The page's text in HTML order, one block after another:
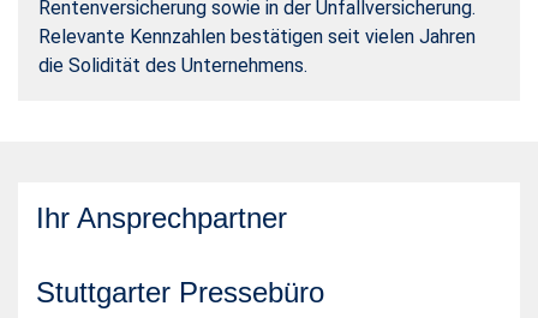
Rentenversicherung sowie in der Unfallversicherung.
Relevante Kennzahlen bestätigen seit vielen Jahren
die Solidität des Unternehmens.
Ihr Ansprechpartner
Stuttgarter Pressebüro